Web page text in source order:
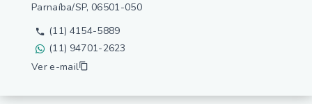
Parnaíba/SP, 06501-050
(11) 4154-5889
(11) 94701-2623
Ver e-mail